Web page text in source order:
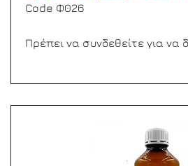
Code Φ026
Πρέπει να συνδεθείτε για να